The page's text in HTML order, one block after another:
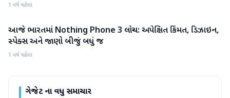
1 વર્ષ પહેલા
ગેજેટ
આજે ભારતમાં Nothing Phone 3 લોન્ચ: અપેક્ષિત કિંમત, ડિઝાઇન,
સ્પેક્સ અને જાણો બીજું બધું જ
1 વર્ષ પહેલા
ગેજેટ ના વધુ સમાચાર